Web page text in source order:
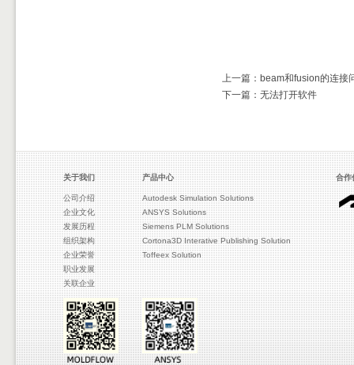
上一篇：beam和fusion的连接
下一篇：无法打开软件
关于我们
公司介绍
企业文化
发展历程
组织架构
企业荣誉
职业发展
关联企业
产品中心
Autodesk Simulation Solutions
ANSYS Solutions
Siemens PLM Solutions
Cortona3D Interative Publishing Solution
Toffeex Solution
合作